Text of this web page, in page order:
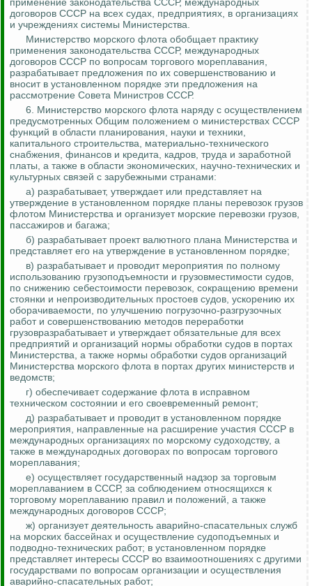
применение законодательства СССР, международных
договоров СССР на всех судах, предприятиях, в организациях
и учреждениях системы Министерства.
Министерство морского флота обобщает практику
применения законодательства СССР, международных
договоров СССР по вопросам торгового мореплавания,
разрабатывает предложения по их совершенствованию и
вносит в установленном порядке эти предложения на
рассмотрение Совета Министров СССР.
6. Министерство морского флота наряду с осуществлением
предусмотренных Общим положением о министерствах СССР
функций в области планирования, науки и техники,
капитального строительства, материально-технического
снабжения, финансов и кредита, кадров, труда и заработной
платы, а также в области экономических, научно-технических и
культурных связей с зарубежными странами:
а) разрабатывает, утверждает или представляет на
утверждение в установленном порядке планы перевозок грузов
флотом Министерства и организует морские перевозки грузов,
пассажиров и багажа;
б) разрабатывает проект валютного плана Министерства и
представляет его на утверждение в установленном порядке;
в) разрабатывает и проводит мероприятия по полному
использованию грузоподъемности и грузовместимости судов,
по снижению себестоимости перевозок, сокращению времени
стоянки и непроизводительных простоев судов, ускорению их
оборачиваемости, по улучшению погрузочно-разгрузочных
работ и совершенствованию методов переработки
грузовразрабатывает и утверждает обязательные для всех
предприятий и организаций нормы обработки судов в портах
Министерства, а также нормы обработки судов организаций
Министерства морского флота в портах других министерств и
ведомств;
г) обеспечивает содержание флота в исправном
техническом состоянии и его своевременный ремонт;
д) разрабатывает и проводит в установленном порядке
мероприятия, направленные на расширение участия СССР в
международных организациях по морскому судоходству, а
также в международных договорах по вопросам торгового
мореплавания;
е) осуществляет государственный надзор за торговым
мореплаванием в СССР, за соблюдением относящихся к
торговому мореплаванию правил и положений, а также
международных договоров СССР;
ж) организует деятельность аварийно-спасательных служб
на морских бассейнах и осуществление судоподъемных и
подводно-технических работ; в установленном порядке
представляет интересы СССР во взаимоотношениях с другими
государствами по вопросам организации и осуществления
аварийно-спасательных работ;